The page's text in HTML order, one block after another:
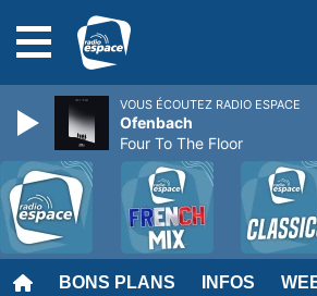
BONS PLANS INFOS
VOUS ÉCOUTEZ RADIO ESPACE
Ofenbach
Four To The Floor